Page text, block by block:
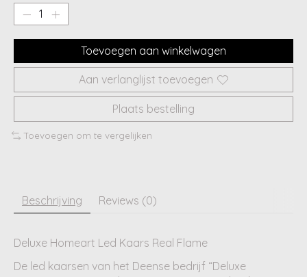
Toevoegen aan winkelwagen
Aan verlanglijst toevoegen
Plaats bestelling
Toevoegen om te vergelijken
Beschrijving Reviews (0)
Deluxe Homeart Led Kaars Real Flame
De led kaarsen van het Deense bedrijf “Deluxe